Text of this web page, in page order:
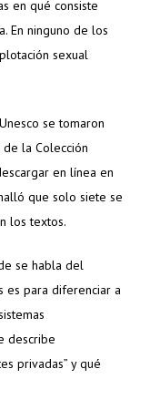
en qué consiste
En ninguno de los
sexual
se tomaron
la Colección
en línea en
que solo siete se
los textos.
se habla del
es para diferenciar a
describe
privadas” y qué